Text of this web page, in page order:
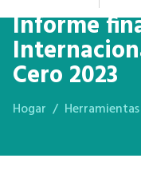
Informe
Cero 2023
Hogar Herramientas